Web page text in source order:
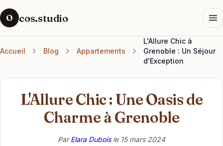
O cos.studio
Accueil Blog Appartements
L'Allure Chic à
Grenoble : Un Séjour
d'Exception
L'Allure Chic : Une Oasis de
Charme à Grenoble
ParElara Duboisle 15 mars 2024